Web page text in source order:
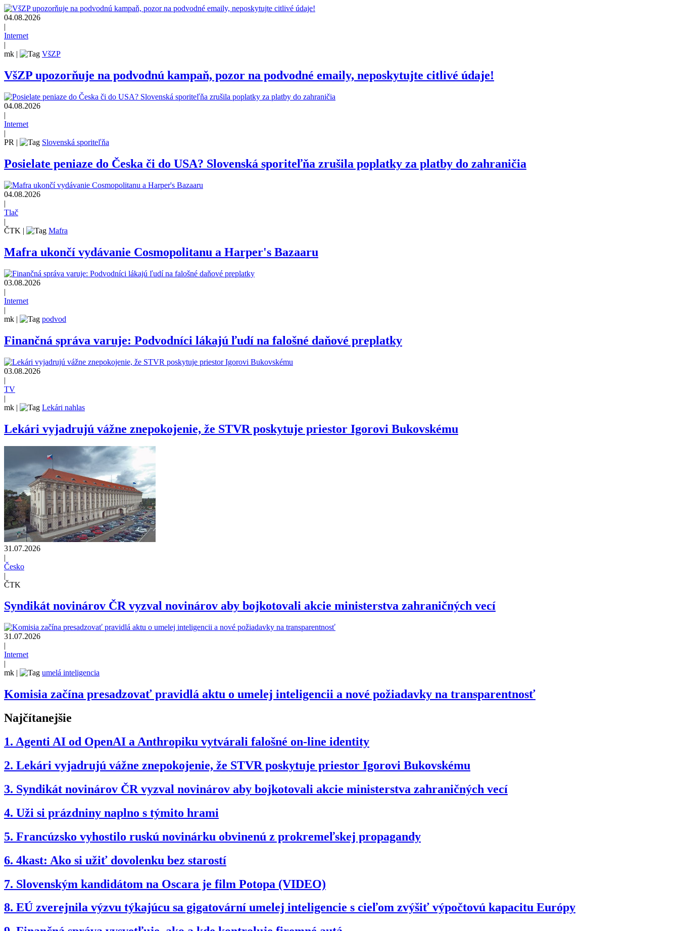
04.08.2026
Internet
mk
VšZP
VšZP upozorňuje na podvodnú kampaň, pozor na podvodné emaily, neposkytujte citlivé údaje!
04.08.2026
|
Internet
|
PR | Slovenská sporiteľňa
Posielate peniaze do Česka či do USA? Slovenská sporiteľňa zrušila poplatky za platby do zahraničia
04.08.2026
|
Tlač
|
ČTK | Mafra
Mafra ukončí vydávanie Cosmopolitanu a Harper's Bazaaru
03.08.2026
|
Internet
|
mk | podvod
Finančná správa varuje: Podvodníci lákajú ľudí na falošné daňové preplatky
03.08.2026
|
TV
|
mk | Lekári nahlas
Lekári vyjadrujú vážne znepokojenie, že STVR poskytuje priestor Igorovi Bukovskému
31.07.2026
|
Česko
|
ČTK
Syndikát novinárov ČR vyzval novinárov aby bojkotovali akcie ministerstva zahraničných vecí
31.07.2026
|
Internet
|
mk | umelá inteligencia
Komisia začína presadzovať pravidlá aktu o umelej inteligencii a nové požiadavky na transparentnosť
Najčítanejšie
1. Agenti AI od OpenAI a Anthropiku vytvárali falošné on-line identity
2. Lekári vyjadrujú vážne znepokojenie, že STVR poskytuje priestor Igorovi Bukovskému
3. Syndikát novinárov ČR vyzval novinárov aby bojkotovali akcie ministerstva zahraničných vecí
4. Uži si prázdniny naplno s týmito hrami
5. Francúzsko vyhostilo ruskú novinárku obvinenú z prokremeľskej propagandy
6. 4kast: Ako si užiť dovolenku bez starostí
7. Slovenským kandidátom na Oscara je film Potopa (VIDEO)
8. EÚ zverejnila výzvu týkajúcu sa gigatovární umelej inteligencie s cieľom zvýšiť výpočtovú kapacitu Európy